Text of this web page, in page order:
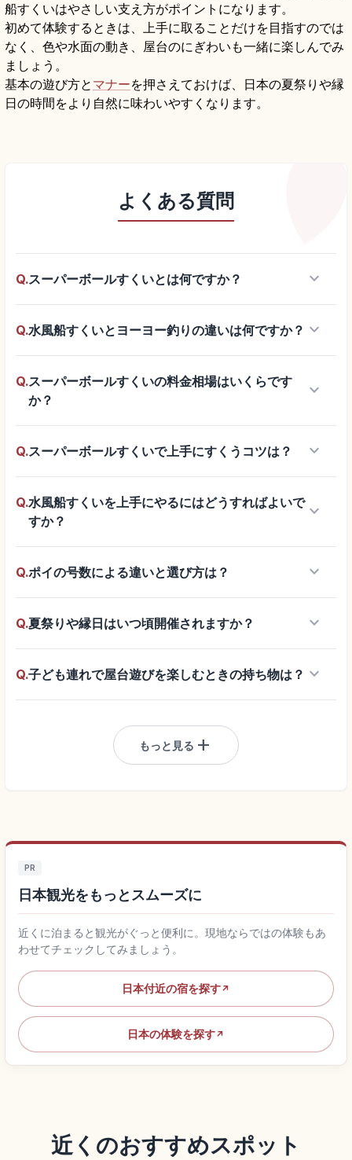
船すくいはやさしい支え方がポイントになります。
初めて体験するときは、上手に取ることだけを目指すのでは
なく、色や水面の動き、屋台のにぎわいも一緒に楽しんでみ
ましょう。
基本の遊び方と マナーを押さえておけば、日本の夏祭りや縁
日の時間をより自然に味わいやすくなります。
よくある質問
Q.スーパーボールすくいとは何ですか？ keyboard_arrow_down
Q.水風船すくいとヨーヨー釣りの違いは何ですか？ keyboard_arrow_down
Q.スーパーボールすくいの料金相場はいくらです
か？
keyboard_arrow_down
Q.スーパーボールすくいで上手にすくうコツは？ keyboard_arrow_down
Q.水風船すくいを上手にやるにはどうすればよいで
すか？
keyboard_arrow_down
Q.ポイの号数による違いと選び方は？ keyboard_arrow_down
Q.夏祭りや縁日はいつ頃開催されますか？ keyboard_arrow_down
Q.子ども連れで屋台遊びを楽しむときの持ち物は？ keyboard_arrow_down
もっと見る add
PR
日本観光をもっとスムーズに
近くに泊まると観光がぐっと便利に。現地ならではの体験もあ
わせてチェックしてみましょう。
日本付近の宿を探す↗
日本の体験を探す↗
近くのおすすめスポット